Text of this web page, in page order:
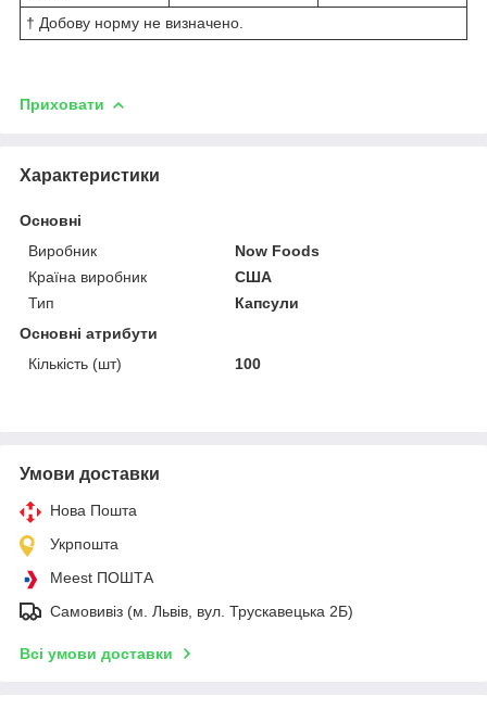
† Добову норму не визначено.
Приховати
Характеристики
Основні
Виробник
Now Foods
Країна виробник
США
Тип
Капсули
Основні атрибути
Кількість (шт)
100
Умови доставки
Нова Пошта
Укрпошта
Meest ПОШТА
Самовивіз (м. Львів, вул. Трускавецька 2Б)
Всі умови доставки